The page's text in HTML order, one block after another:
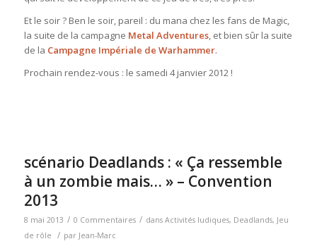
Et le soir ? Ben le soir, pareil : du mana chez les fans de Magic,
la suite de la campagne Metal Adventures, et bien sûr la suite
de la Campagne Impériale de Warhammer.
Prochain rendez-vous : le samedi 4 janvier 2012 !
scénario Deadlands : « Ça ressemble
à un zombie mais… » – Convention
2013
8 mai 2013 / 0 Commentaires / dans Activités ludiques, Deadlands, Jeu
de rôle
/ par Jean-Marc